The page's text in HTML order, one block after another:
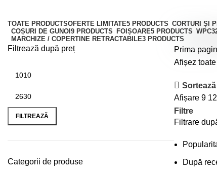
TOATE PRODUCTSOFERTE LIMITATE5 PRODUCTS CORTURI ȘI
COȘURI DE GUNOI 9 PRODUCTS FOIȘOARE5 PRODUCTS WPC
MARCHIZE / COPERTINE RETRACTABILE3 PRODUCTS
Filtrează după preț
FILTREAZĂ
Categorii de produse
Prima
Afișez
Afișare 9 12
Filtre
Filtrare
După